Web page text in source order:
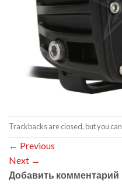
Trackbacks are closed, but you can
← Previous
Next →
Добавить комментарий